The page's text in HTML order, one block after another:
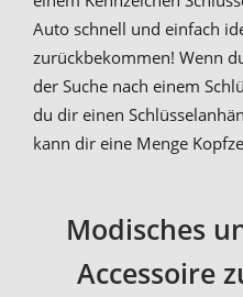
Auto schnell und einfach
zurückbekommen! Wenn
der Suche nach einem
du dir einen
kann dir eine Menge
Modisches
Accessoire